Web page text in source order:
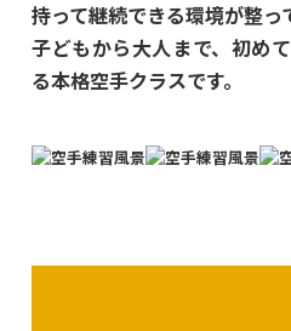
持って継続できる環境が整っ
子どもから大人まで、初め
る本格空手クラスです。